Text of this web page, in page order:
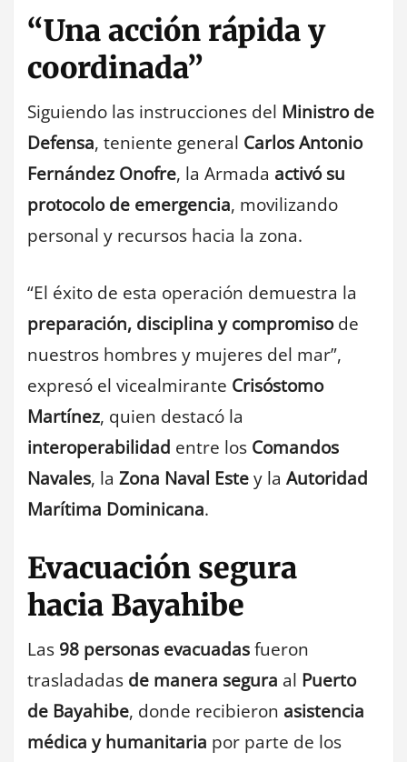
“Una acción rápida y
coordinada”
Siguiendo las instrucciones del Ministro de
Defensa, teniente general Carlos Antonio
Fernández Onofre, la Armada activó su
protocolo de emergencia, movilizando
personal y recursos hacia la zona.
“El éxito de esta operación demuestra la
preparación, disciplina y compromisode
nuestros hombres y mujeres del mar”,
expresó el vicealmirante Crisóstomo
Martínez, quien destacó la
interoperabilidad entre los Comandos
Navales, la Zona Naval Estey la Autoridad
Marítima Dominicana.
Evacuación segura
hacia Bayahibe
Las 98 personas evacuadasfueron
trasladadas de manera segura al Puerto
de Bayahibe, donde recibieron asistencia
médica y humanitaria por parte de los